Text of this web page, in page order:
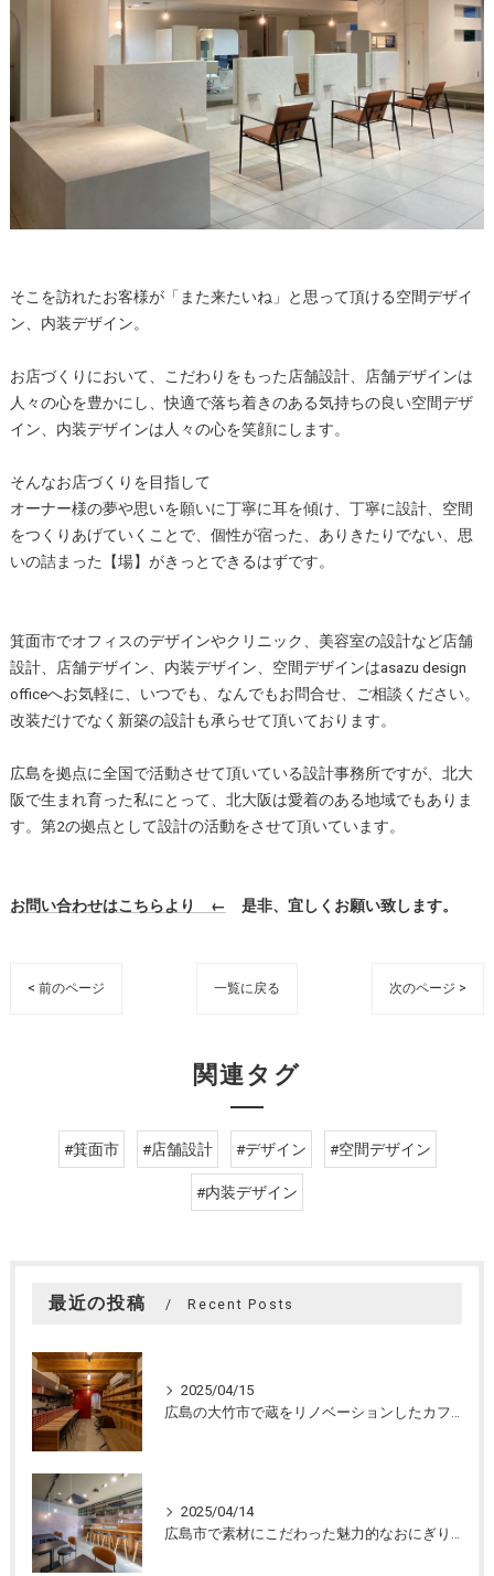
そこを訪れたお客様が「また来たいね」と思って頂ける空間デザイ
ン、内装デザイン。
お店づくりにおいて、こだわりをもった店舗設計、店舗デザインは
人々の心を豊かにし、快適で落ち着きのある気持ちの良い空間デザ
イン、内装デザインは人々の心を笑顔にします。
そんなお店づくりを目指して
オーナー様の夢や思いを願いに丁寧に耳を傾け、丁寧に設計、空間
をつくりあげていくことで、個性が宿った、ありきたりでない、思
いの詰まった【場】がきっとできるはずです。
箕面市でオフィスのデザインやクリニック、美容室の設計など店舗
設計、店舗デザイン、内装デザイン、空間デザインはasazu design
officeへお気軽に、いつでも、なんでもお問合せ、ご相談ください。
改装だけでなく新築の設計も承らせて頂いております。
広島を拠点に全国で活動させて頂いている設計事務所ですが、北大
阪で生まれ育った私にとって、北大阪は愛着のある地域でもありま
す。第2の拠点として設計の活動をさせて頂いています。
お問い合わせはこちらより ← 是非、宜しくお願い致します。
< 前のページ 一覧に戻る 次のページ >
関連タグ
#箕面市 #店舗設計 #デザイン #空間デザイン
#内装デザイン
最近の投稿 Recent Posts
2025/04/15
広島の大竹市で蔵をリノベーションしたカフェの設計。店舗設計、店舗デザインはasazu design office
2025/04/14
広島市で素材にこだわった魅力的なおにぎり屋さんの設計。店舗設計、店舗デザインはasazu design office